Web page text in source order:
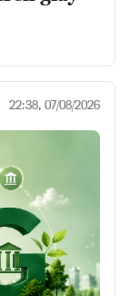
22:38, 07/08/2026